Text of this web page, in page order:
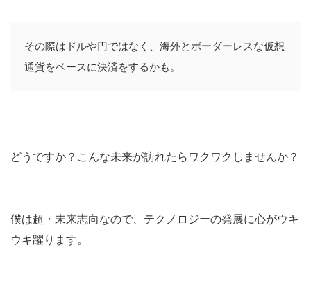
その際はドルや円ではなく、海外とボーダーレスな仮想
通貨をベースに決済をするかも。
どうですか？こんな未来が訪れたらワクワクしませんか？
僕は超・未来志向なので、テクノロジーの発展に心がウキ
ウキ躍ります。